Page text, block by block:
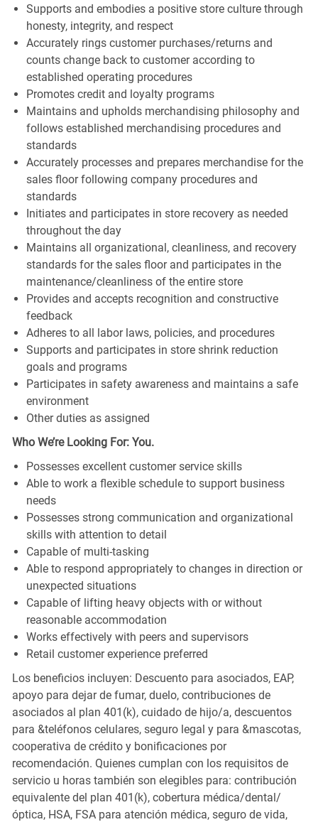
Supports and embodies a positive store culture through
honesty, integrity, and respect
Accurately rings customer purchases/returns and
counts change back to customer according to
established operating procedures
Promotes credit and loyalty programs
Maintains and upholds merchandising philosophy and
follows established merchandising procedures and
standards
Accurately processes and prepares merchandise for the
sales floor following company procedures and
standards
Initiates and participates in store recovery as needed
throughout the day
Maintains all organizational, cleanliness, and recovery
standards for the sales floor and participates in the
maintenance/cleanliness of the entire store
Provides and accepts recognition and constructive
feedback
Adheres to all labor laws, policies, and procedures
Supports and participates in store shrink reduction
goals and programs
Participates in safety awareness and maintains a safe
environment
Other duties as assigned
Who We’re Looking For: You.
Possesses excellent customer service skills
Able to work a flexible schedule to support business
needs
Possesses strong communication and organizational
skills with attention to detail
Capable of multi-tasking
Able to respond appropriately to changes in direction or
unexpected situations
Capable of lifting heavy objects with or without
reasonable accommodation
Works effectively with peers and supervisors
Retail customer experience preferred
Los beneficios incluyen: Descuento para asociados, EAP,
apoyo para dejar de fumar, duelo, contribuciones de
asociados al plan 401(k), cuidado de hijo/a, descuentos
para &teléfonos celulares, seguro legal y para &mascotas,
cooperativa de crédito y bonificaciones por
recomendación. Quienes cumplan con los requisitos de
servicio u horas también son elegibles para: contribución
equivalente del plan 401(k), cobertura médica/dental/
óptica, HSA, FSA para atención médica, seguro de vida,